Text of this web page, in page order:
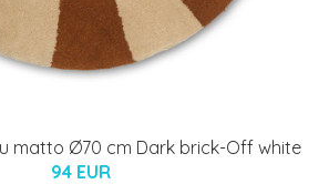
matto Ø70 cm Dark brick-Off white
94 EUR